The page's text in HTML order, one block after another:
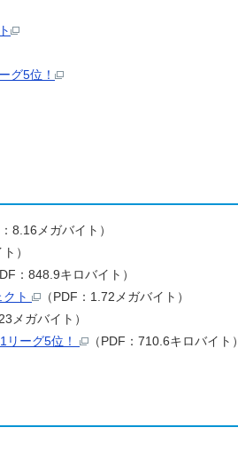
グ5位！
：8.16メガバイト）
）
：848.9キロバイト）
ト
（PDF：1.72メガバイト）
メガバイト）
リーグ5位！
（PDF：710.6キロバイト）